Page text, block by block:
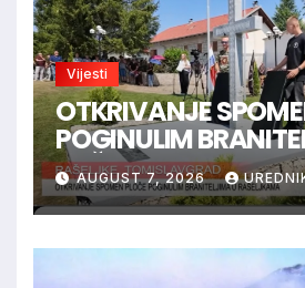
Vijesti
OTKRIVANJE
POGINULIM
RAŠELJKAMA
AUGUST 7, 2026